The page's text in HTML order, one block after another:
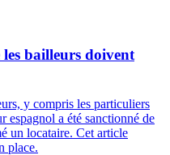
bailleurs doivent
y compris les particuliers
espagnol a été sanctionné de
un locataire. Cet article
place.